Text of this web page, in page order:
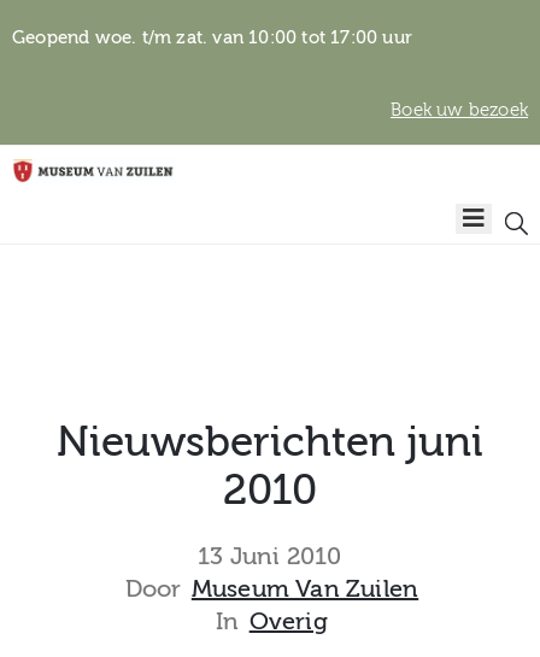
Geopend woe. t/m zat. van 10:00 tot 17:00 uur
Boek uw bezoek
Home
Nieuwsberichten juni
2010
13 Juni 2010
Door Museum Van Zuilen
In Overig
Algemene